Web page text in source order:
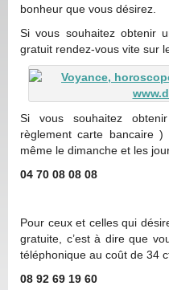
bonheur que vous désirez.
Si vous souhaitez obtenir
gratuit rendez-vous vite sur
Si vous souhaitez
règlement carte bancaire
même le dimanche et les
04 70 08 08 08
Pour ceux et celles qui
gratuite, c’est à dire que
téléphonique au coût de 34
08 92 69 19 60